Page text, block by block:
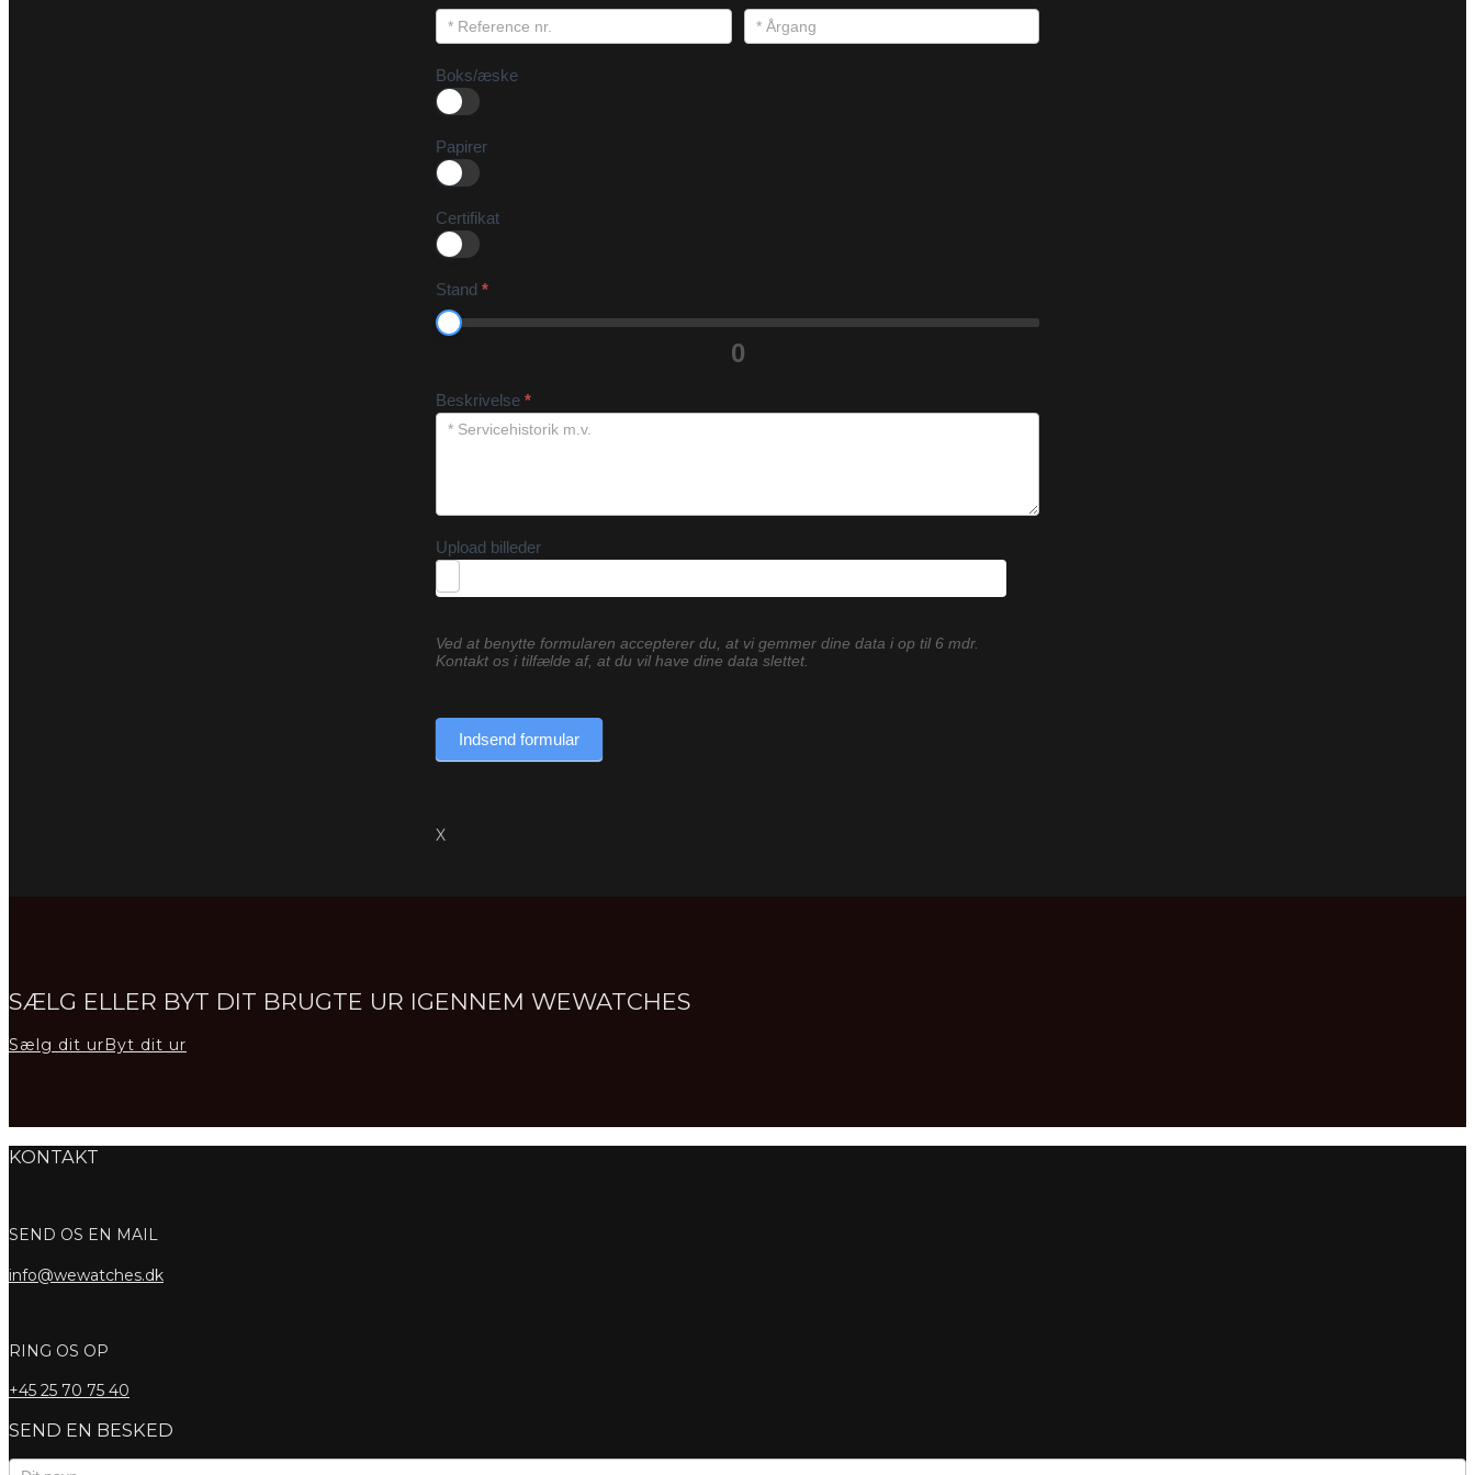
Boks/æske
Papirer
Certifikat
Stand *
0
Beskrivelse *
Upload billeder
Ved at benytte formularen accepterer du, at vi gemmer dine data i op til 6 mdr.
Kontakt os i tilfælde af, at du vil have dine data slettet.
Indsend formular
X
SÆLG ELLER BYT DIT BRUGTE UR IGENNEM WEWATCHES
Sælg dit urByt dit ur
KONTAKT
SEND OS EN MAIL
info@wewatches.dk
RING OS OP
+45 25 70 75 40
SEND EN BESKED
Kontaktformular